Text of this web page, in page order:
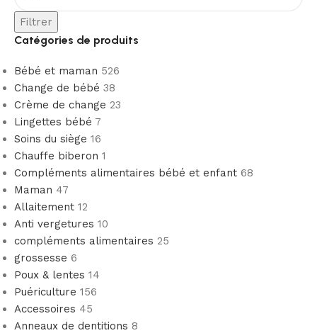
Filtrer
Catégories de produits
Bébé et maman 526
Change de bébé 38
Crème de change 23
Lingettes bébé 7
Soins du siège 16
Chauffe biberon 1
Compléments alimentaires bébé et enfant 68
Maman 47
Allaitement 12
Anti vergetures 10
compléments alimentaires 25
grossesse 6
Poux & lentes 14
Puériculture 156
Accessoires 45
Anneaux de dentitions 8